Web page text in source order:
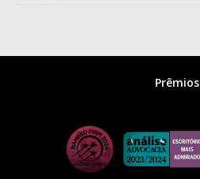
Prêmios